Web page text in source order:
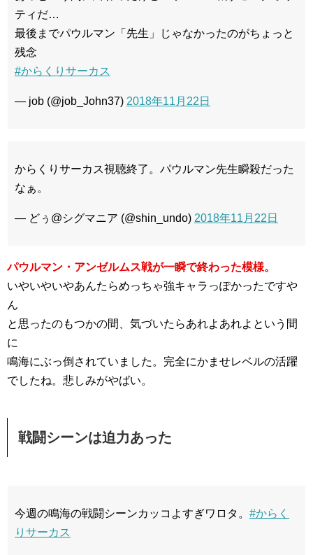
ティだ…
最後までパウルマン「先生」じゃなかったのがちょっと
残念
#からくりサーカス
— job (@job_John37) 2018年11月22日
からくりサーカス視聴終了。パウルマン先生瞬殺だった
なぁ。
— どぅ@シグマニア (@shin_undo) 2018年11月22日
パウルマン・アンゼルムス戦が一瞬で終わった模様。
いやいやいやあんたらめっちゃ強キャラっぽかったですや
ん
と思ったのもつかの間、気づいたらあれよあれよという間
に
鳴海にぶっ倒されていました。完全にかませレベルの活躍
でしたね。悲しみがやばい。
戦闘シーンは迫力あった
今週の鳴海の戦闘シーンカッコよすぎワロタ。 #からく
りサーカス